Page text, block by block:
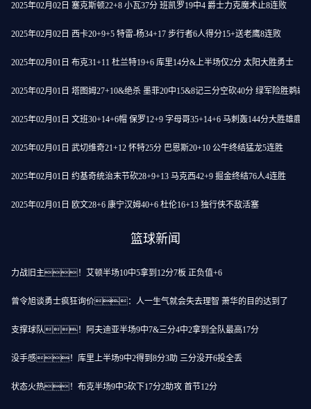
2025年02月02日 塞克斯顿22+8 小瓦37分 班凯罗19中4 爵士力克魔术止8连败
2025年02月02日 西卡20+9+5 特雷-杨34+17 步行者6人得分15+送老鹰8连败
2025年02月01日 布克31+11 杜兰特19+6 库里14分&上半场仅2分 太阳大胜勇士
2025年02月01日 塔图姆27+10&绝杀 墨菲20中15&8记三分空砍40分 绿军险胜鹈鹕
2025年02月01日 文班30+14+6帽 保罗12+9 字母哥35+14+6 马刺轰144分大胜雄鹿
2025年02月01日 武切维奇21+12 怀特25分 巴恩斯20+10 公牛终结猛龙5连胜
2025年02月01日 约基奇统治末节砍28+9+13 马克西42+9 掘金终结76人4连胜
2025年02月01日 欧文28+6 康宁汉姆40+6 杜伦16+13 独行侠不敌活塞
篮球新闻
力战旧主！艾顿半场10中5拿到12分7板 正负值+6
曾令旭谈勇士疯狂询价：人一生气就会失去理智 萧华的目的达到了
支撑球队！阿夫迪亚半场9中7&三分4中2拿到全队最高17分
没手感！库里上半场9中2得到8分3助 三分没开6投全丢
状态火热！布克半场9中5砍下17分2助攻 首节12分